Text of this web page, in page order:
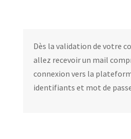
Dès la validation de votre
allez recevoir un mail
connexion vers la
identifiants et mot de